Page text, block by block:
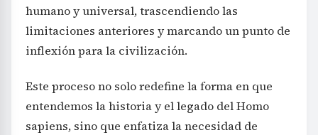
humano y universal, trascendiendo las
limitaciones anteriores y marcando un punto de
inflexión para la civilización.
Este proceso no solo redefine la forma en que
entendemos la historia y el legado del Homo
sapiens, sino que enfatiza la necesidad de